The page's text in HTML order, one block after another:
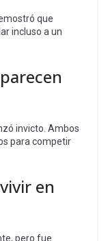
que
incluso a un
invicto. Ambos
para competir
en
pero fue